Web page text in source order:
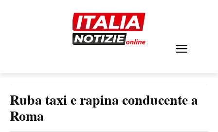
Ruba taxi e rapina conducente a
Roma